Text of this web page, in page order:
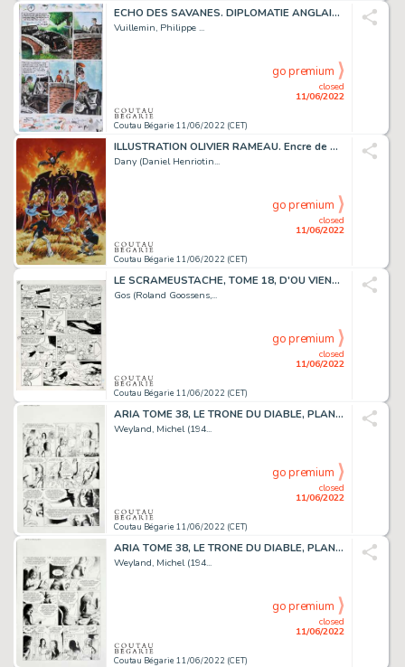
ECHO DES SAVANES. DIPLOMATIE ANGLAISE. Technique mixte...
Vuillemin, Philippe ...
Coutau Bégarie 11/06/2022 (CET)
closed
11/06/2022
go premium
ILLUSTRATION OLIVIER RAMEAU. Encre de Chine et encre...
Dany (Daniel Henriotin...
Coutau Bégarie 11/06/2022 (CET)
closed
11/06/2022
go premium
LE SCRAMEUSTACHE, TOME 18, D'OU VIENT TU SCRAMEUSTACHE...
Gos (Roland Goossens,...
Coutau Bégarie 11/06/2022 (CET)
closed
11/06/2022
go premium
ARIA TOME 38, LE TRONE DU DIABLE, PLANCHE 26. Encre...
Weyland, Michel (194...
Coutau Bégarie 11/06/2022 (CET)
closed
11/06/2022
go premium
ARIA TOME 38, LE TRONE DU DIABLE, PLANCHE 27. Encre...
Weyland, Michel (194...
Coutau Bégarie 11/06/2022 (CET)
closed
11/06/2022
go premium